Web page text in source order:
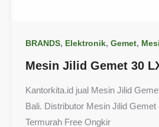
BRANDS, Elektronik, Gemet,
Mesin Jilid Gemet 30
Kantorkita.id jual Mesin Jilid
Bali. Distributor Mesin Jilid Gemet
Termurah Free Ongkir